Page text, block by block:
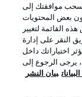
سحب موافقتك إلى
بعض المحتويات
القائمة لتغيير
النقر على إدارة
اختياراتك داخل
يرجى الرجوع إلى
بيان النشر